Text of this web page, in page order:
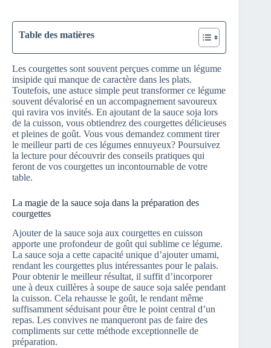
Table des matières
Les courgettes sont souvent perçues comme un légume
insipide qui manque de caractère dans les plats.
Toutefois, une astuce simple peut transformer ce légume
souvent dévalorisé en un accompagnement savoureux
qui ravira vos invités. En ajoutant de la sauce soja lors
de la cuisson, vous obtiendrez des courgettes délicieuses
et pleines de goût. Vous vous demandez comment tirer
le meilleur parti de ces légumes ennuyeux? Poursuivez
la lecture pour découvrir des conseils pratiques qui
feront de vos courgettes un incontournable de votre
table.
La magie de la sauce soja dans la préparation des
courgettes
Ajouter de la sauce soja aux courgettes en cuisson
apporte une profondeur de goût qui sublime ce légume.
La sauce soja a cette capacité unique d’ajouter umami,
rendant les courgettes plus intéressantes pour le palais.
Pour obtenir le meilleur résultat, il suffit d’incorporer
une à deux cuillères à soupe de sauce soja salée pendant
la cuisson. Cela rehausse le goût, le rendant même
suffisamment séduisant pour être le point central d’un
repas. Les convives ne manqueront pas de faire des
compliments sur cette méthode exceptionnelle de
préparation.